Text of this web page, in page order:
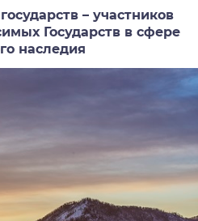
– участников
Государств в сфере
наследия